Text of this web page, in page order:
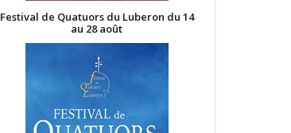
Festival de Quatuors du Luberon du 14
au 28 août